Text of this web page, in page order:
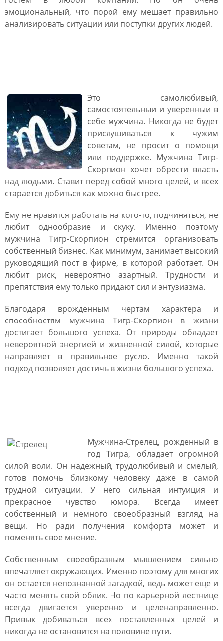
эмоциональный, что порой ему мешает правильно
анализировать ситуации или поступки других людей.
Это самолюбивый,
самостоятельный и уверенный в
себе мужчина. Никогда не будет
прислушиваться к чужим
советам, не просит о помощи
или поддержке. Мужчина Тигр-
Скорпион хочет обрести власть
над людьми. Ставит перед собой много целей, и всех
старается добиться как можно быстрее.
Ему не нравится работать на кого-то, подчиняться, не
любит однообразие и скуку. Именно поэтому
мужчина Тигр-Скорпион стремится организовать
собственный бизнес. Как минимум, занимает высокий
руководящий пост в фирме, в которой работает. Он
любит риск, невероятно азартный. Трудности и
препятствия ему только придают сил и энтузиазма.
Благодаря врожденным чертам характера и
способностям мужчина Тигр-Скорпион в жизни
достигает большого успеха. От природы обладает
невероятной энергией и жизненной силой, которые
направляет в правильное русло. Именно такой
подход позволяет достичь в жизни большого успеха.
Мужчина-Стрелец, рожденный в
год Тигра, обладает огромной
силой воли. Он надежный, трудолюбивый и смелый,
готов помочь близкому человеку даже в самой
трудной ситуации. У него сильная интуиция и
прекрасное чувство юмора. Всегда имеет
собственный и немного своеобразный взгляд на
вещи. Но ради получения комфорта может и
поменять свое мнение.
Собственным своеобразным мышлением сильно
впечатляет окружающих. Именно поэтому для многих
он остается непознанной загадкой, ведь может еще и
часто менять свой облик. Но по карьерной лестнице
всегда двигается уверенно и целенаправленно.
Привык добиваться всех поставленных целей и
никогда не остановится на половине пути.